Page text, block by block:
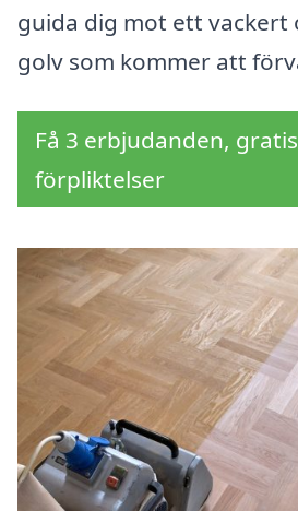
guida dig mot ett vackert
golv som kommer att
Få 3 erbjudanden,
förpliktelser